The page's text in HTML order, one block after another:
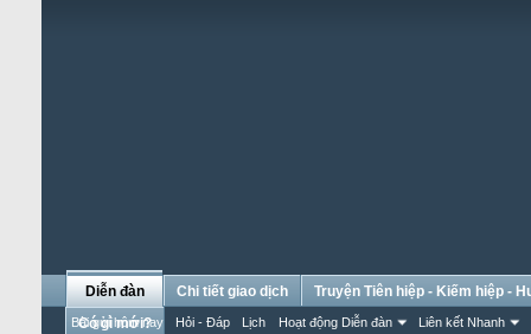
Diễn đàn
Bài gửi hôm nay Hỏi - Đáp Lịch Hoạt động Diễn đàn Liên kết Nhanh
Chi tiết giao dịch
Truyện Tiên hiệp - Kiếm hiệp -
Có gì mới?